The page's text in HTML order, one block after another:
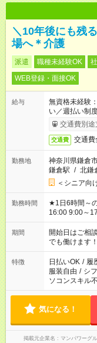
＼10年後にも残
場へ＊介護
派遣 職種未経験OK
WEB登録・面接OK
給与
無資格未経験
い／週払い制
完了次第のお
交通費別途
交通費 交通
勤務地
神奈川県鎌倉
鎌倉駅 / 北鎌
＜シニア向
勤務時間
★1日6時間～の時短シフトOK
16:00 9:00～
場合、他のお
ん ※法令に基
となります ※
短時間・短期
期間
開始日はご
でも働けます！
特徴 日払いOK / 履
服装自由 / シ
ソコンスキル
気になる！
掲載元企業名 マンパワーグ